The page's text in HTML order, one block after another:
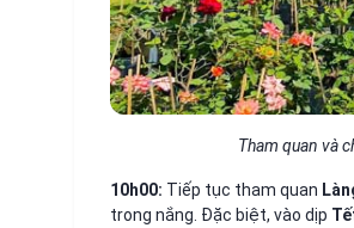
Tham quan và
10h00: Tiếp tục tham quan
trong nắng. Đặc biệt, vào dịp